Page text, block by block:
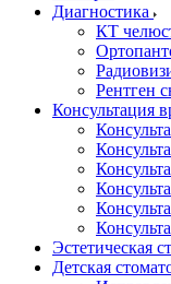
Диагностика
КТ
Рентген
Консультация
Эстетическая
Детская